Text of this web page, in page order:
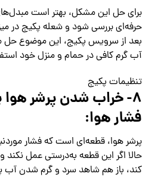
برای حل این مشکل، بهتر است
حرفه‌ای بررسی شود و شعله پکیج در
بعد از سرویس پکیج، این موضوع حل
آب گرم کافی در حمام و منزل خود
تنظیمات پکیج
۸- خراب شدن پرشر هوا
فشار هوا:
پرشر هوا، قطعه‌ای است که فشار
حالا اگر این قطعه به‌درستی عمل نکند
کند، باز هم شاهد سرد و گرم شدن آب